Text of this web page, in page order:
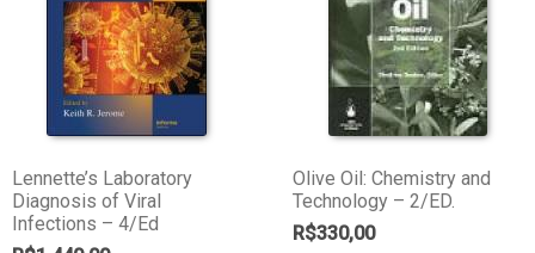
Lennette’s Laboratory
Diagnosis of Viral
Infections – 4/Ed
Olive Oil: Chemistry and
Technology – 2/ED.
R$330,00